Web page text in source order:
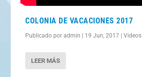
COLONIA DE VACACIONES 2017
Publicado poradmin | 19 Jun, 2017 |Videos
LEER MÁS